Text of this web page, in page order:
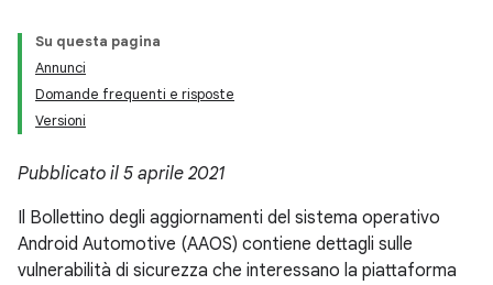
Su questa pagina
Annunci
Domande frequenti e risposte
Versioni
Pubblicato il 5 aprile 2021
Il Bollettino degli aggiornamenti del sistema operativo
Android Automotive (AAOS) contiene dettagli sulle
vulnerabilità di sicurezza che interessano la piattaforma